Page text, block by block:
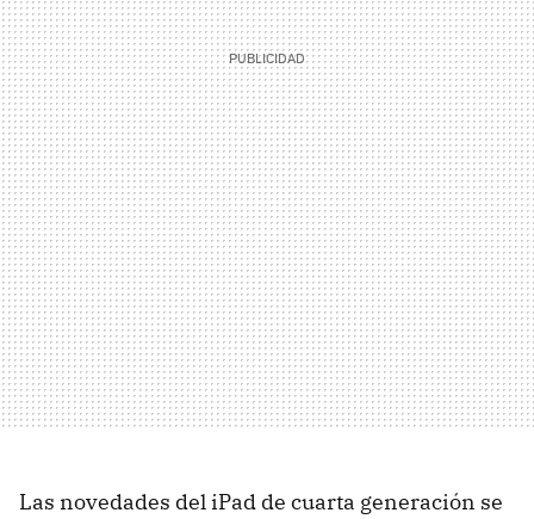
Las novedades del iPad de cuarta generación se